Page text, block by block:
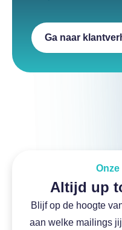
Ga naar
Altijd up
Blijf op de hoogte
aan welke mailings